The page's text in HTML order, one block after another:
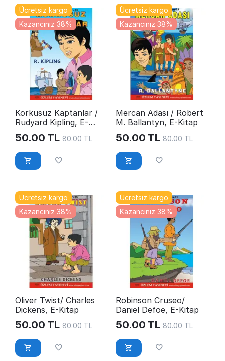
Ücretsiz kargo
Kazancınız 38%
Korkusuz Kaptanlar /
Rudyard Kipling, E-
Kitap
50.00 TL 80.00 TL
Ücretsiz kargo
Kazancınız 38%
Mercan Adası / Robert
M. Ballantyn, E-Kitap
50.00 TL 80.00 TL
Ücretsiz kargo
Kazancınız 38%
Oliver Twist/ Charles
Dickens, E-Kitap
50.00 TL 80.00 TL
Ücretsiz kargo
Kazancınız 38%
Robinson Cruseo/
Daniel Defoe, E-Kitap
50.00 TL 80.00 TL